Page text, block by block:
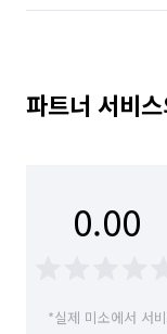
서울 금천구
파트너 서비
0.00
*실제 미소에서 서